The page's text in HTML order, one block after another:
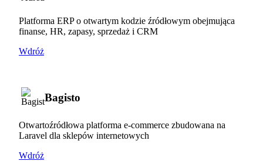
Platforma ERP o otwartym kodzie źródłowym obejmująca
finanse, HR, zapasy, sprzedaż i CRM
Wdróż
Bagisto
Otwartoźródłowa platforma e-commerce zbudowana na
Laravel dla sklepów internetowych
Wdróż